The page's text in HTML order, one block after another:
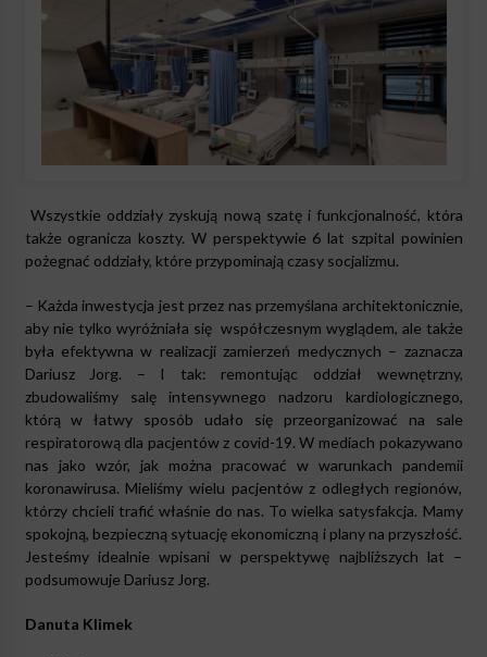
Wszystkie oddziały zyskują nową szatę i funkcjonalność, która
także ogranicza koszty. W perspektywie 6 lat szpital powinien
pożegnać oddziały, które przypominają czasy socjalizmu.
– Każda inwestycja jest przez nas przemyślana architektonicznie,
aby nie tylko wyróżniała się współczesnym wyglądem, ale także
była efektywna w realizacji zamierzeń medycznych – zaznacza
Dariusz Jorg. – I tak: remontując oddział wewnętrzny,
zbudowaliśmy salę intensywnego nadzoru kardiologicznego,
którą w łatwy sposób udało się przeorganizować na sale
respiratorową dla pacjentów z covid-19. W mediach pokazywano
nas jako wzór, jak można pracować w warunkach pandemii
koronawirusa. Mieliśmy wielu pacjentów z odległych regionów,
którzy chcieli trafić właśnie do nas. To wielka satysfakcja. Mamy
spokojną, bezpieczną sytuację ekonomiczną i plany na przyszłość.
Jesteśmy idealnie wpisani w perspektywę najbliższych lat –
podsumowuje Dariusz Jorg.
Danuta Klimek